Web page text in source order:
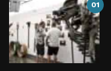
01